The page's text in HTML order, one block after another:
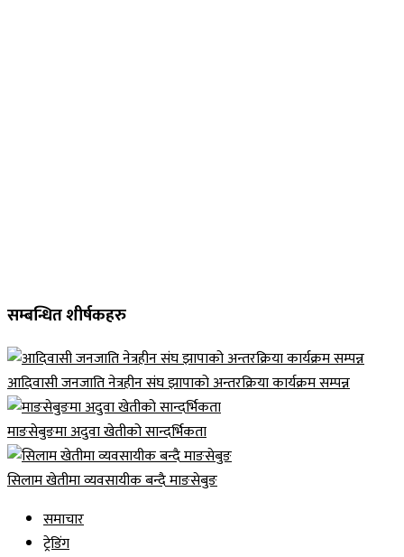
सम्बन्धित शीर्षकहरु
आदिवासी जनजाति नेत्रहीन संघ झापाको अन्तरक्रिया कार्यक्रम सम्पन्न
माङसेबुङमा अदुवा खेतीको सान्दर्भिकता
सिलाम खेतीमा व्यवसायीक बन्दै माङसेबुङ
समाचार
ट्रेडिंग